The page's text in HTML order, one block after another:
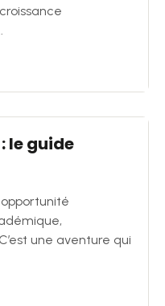
le guide
une aventure qui